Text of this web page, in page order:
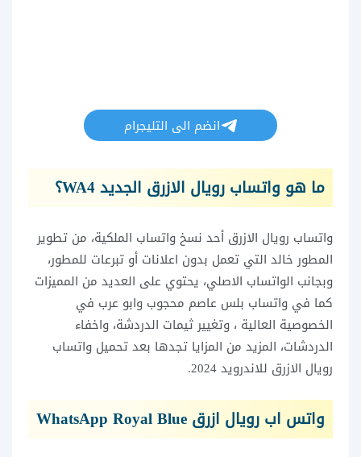
انضم الى التليجرام
ما هو واتساب رويال الازرق الجديد WA4؟
واتساب رويال الازرق أحد نسخ واتساب الملكية، من تطوير
المطور خالد التي تعمل بدون اعلانات أو تبرعات للمطور،
وبجانب الواتساب الاصلي، يحتوي على العديد من المميزات
كما في واتساب بلس عاصم محجوب وابو عرب في
الخصوصية العالية ، وتغيير ثيمات الدردشة، واخفاء
الدردشات، المزيد من المزايا تجدها بعد تحميل واتساب
رويال الازرق للاندرويد 2024.
واتس اب رويال ازرق WhatsApp Royal Blue